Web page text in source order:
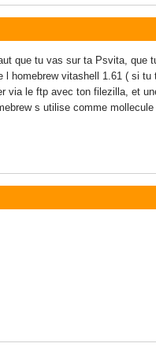
que tu vas sur ta Psvita,
homebrew vitashell 1.61 ( si
le ftp avec ton filezilla, et
s utilise comme